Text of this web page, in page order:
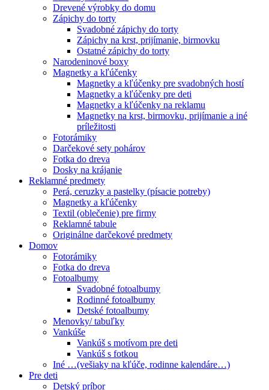
Drevené výrobky do domu
Zápichy do torty
Svadobné zápichy do torty
Zápichy na krst, prijímanie, birmovku
Ostatné zápichy do torty
Narodeninové boxy
Magnetky a kľúčenky
Magnetky a kľúčenky pre svadobných hostí
Magnetky a kľúčenky pre deti
Magnetky a kľúčenky na reklamu
Magnetky na krst, birmovku, prijímanie a iné
príležitosti
Fotorámiky
Darčekové sety pohárov
Fotka do dreva
Dosky na krájanie
Reklamné predmety
Perá, ceruzky a pastelky (písacie potreby)
Magnetky a kľúčenky
Textil (oblečenie) pre firmy
Reklamné tabule
Originálne darčekové predmety
Domov
Fotorámiky
Fotka do dreva
Fotoalbumy
Svadobné fotoalbumy
Rodinné fotoalbumy
Detské fotoalbumy
Menovky/ tabuľky
Vankúše
Vankúš s motívom pre deti
Vankúš s fotkou
Iné …(vešiaky na kľúče, rodinne kalendáre…)
Pre deti
Detský príbor